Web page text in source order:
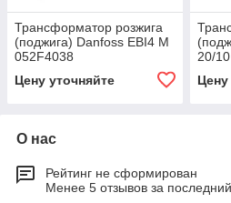
Трансформатор розжига
(поджига) Danfoss EBI4 M
052F4038
Цену уточняйте
20/
Цену
О нас
Рейтинг не сформирован
Менее 5 отзывов за